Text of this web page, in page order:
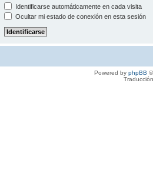
Identificarse automáticamente en cada visita
Ocultar mi estado de conexión en esta sesión
Powered by phpBB